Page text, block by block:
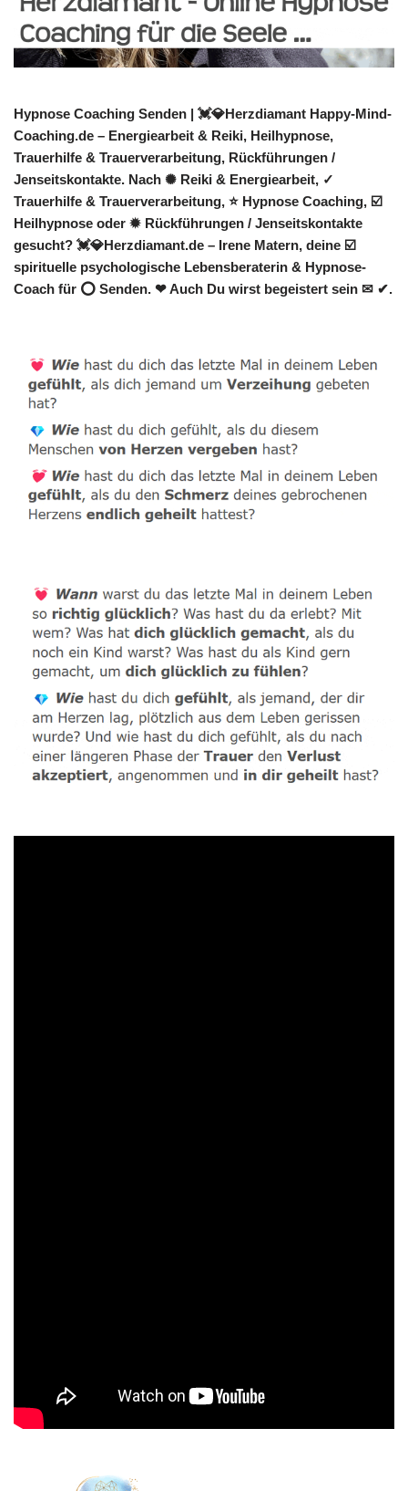
Hypnose Coaching Senden | 💓️💎Herzdiamant Happy-Mind-
Coaching.de – Energiearbeit & Reiki, Heilhypnose,
Trauerhilfe & Trauerverarbeitung, Rückführungen /
Jenseitskontakte. Nach ✺ Reiki & Energiearbeit, ✓
Trauerhilfe & Trauerverarbeitung, ⭐ Hypnose Coaching, ☑️
Heilhypnose oder ✹ Rückführungen / Jenseitskontakte
gesucht? 💓️💎Herzdiamant.de – Irene Matern, deine ☑️
spirituelle psychologische Lebensberaterin & Hypnose-
Coach für ⭕ Senden. ❤ Auch Du wirst begeistert sein ✉ ✔.